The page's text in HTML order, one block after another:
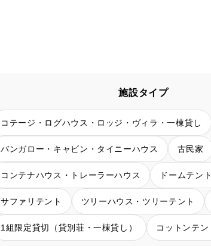
施設タイプ
コテージ・ログハウス・ロッジ・ヴィラ・一棟貸し
バンガロー・キャビン・タイニーハウス 古民家
コンテナハウス・トレーラーハウス ドームテント
サファリテント ツリーハウス・ツリーテント
1組限定貸切（貸別荘・一棟貸し） コットンテン